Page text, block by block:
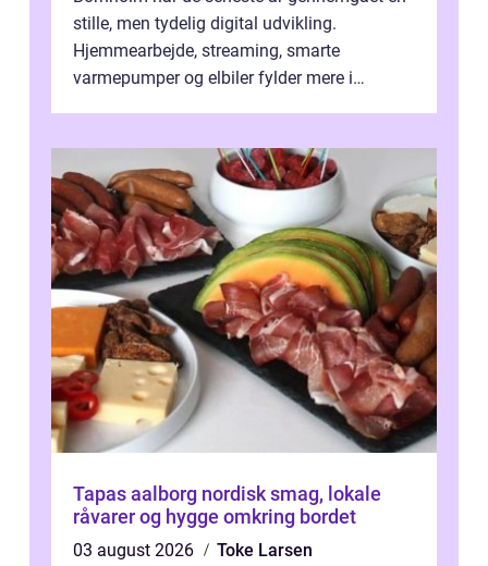
stille, men tydelig digital udvikling.
Hjemmearbejde, streaming, smarte
varmepumper og elbiler fylder mere i
Tapas aalborg nordisk smag, lokale
råvarer og hygge omkring bordet
03 august 2026
Toke Larsen